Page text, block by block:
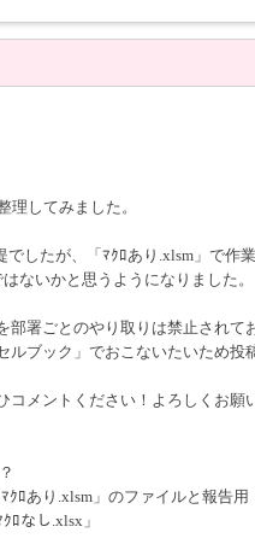
理してみました。
でしたが、「ﾏｸﾛあり.xlsm」で作
ないかと思うようになりました。
部署ごとのやり取りは禁止されて
ルブック」でおこないたいため投
コメントください！よろしくお願
ﾛあり.xlsm」のファイルと報告
なし.xlsx」